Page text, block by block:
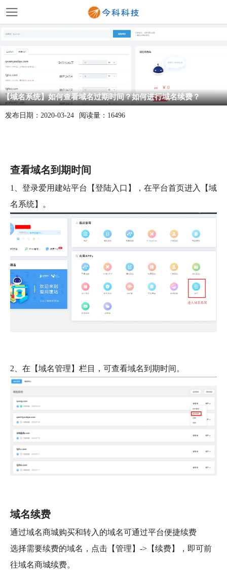
【域名系统】如何查看域名过期时间？如何进行域名续费？
发布日期： 2020-03-24 阅读量： 16496
查看域名到期时间
1、登录爱用建站平台【登陆入口 】，在平台首页进入【域
名系统】。
2、在【域名管理】栏目，可查看域名到期时间。
域名续费
通过域名商城购买和转入的域名可通过平台便捷续费
选择需要续费的域名，点击【管理】->【续费】，即可前
往域名商城续费。